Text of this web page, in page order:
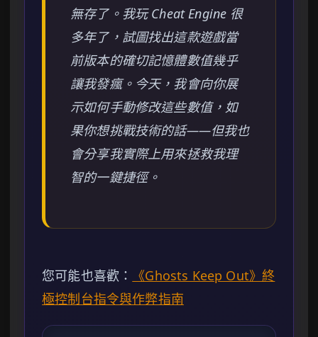
無存了。我玩 Cheat Engine 很
多年了，試圖找出這款遊戲當
前版本的確切記憶體數值幾乎
讓我發瘋。今天，我會向你展
示如何手動修改這些數值，如
果你想挑戰技術的話——但我也
會分享我實際上用來拯救我理
智的一鍵捷徑。
您可能也喜歡：
《Ghosts Keep Out》終
極控制台指令與作弊指南